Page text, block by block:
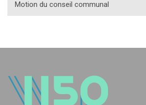
Motion du conseil communal